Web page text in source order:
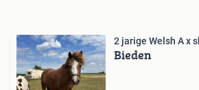
2 jarige Welsh A x
Bieden